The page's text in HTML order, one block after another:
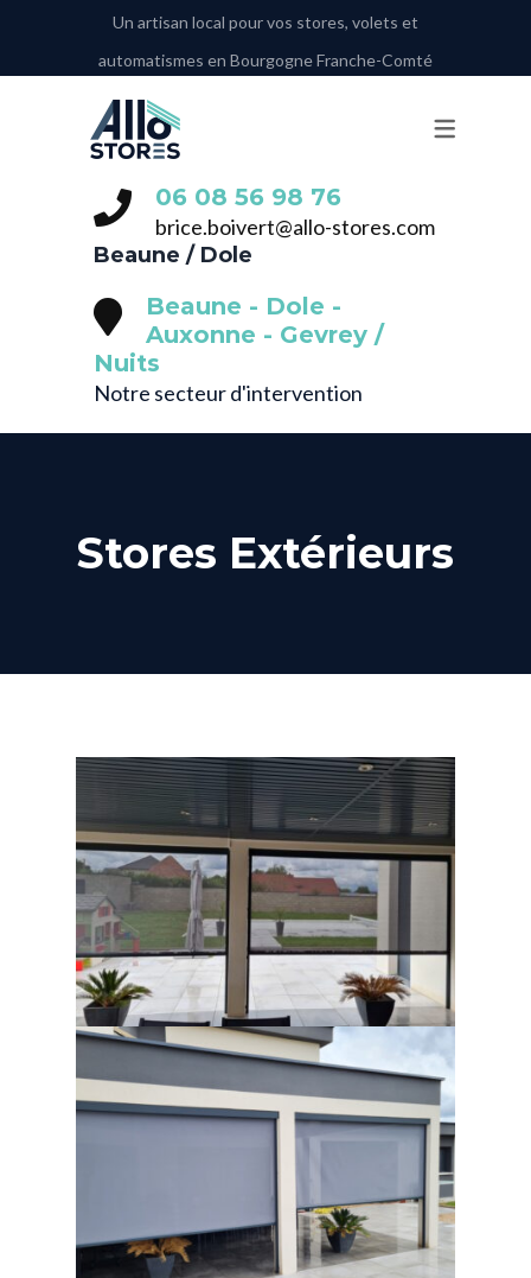
NOS PRESTATIONS
VOLETS ROULANTS
STORES INTÉRIEURS
PORTE DE GARAGE
AUTOMATISMES
Un artisan local pour vos stores, volets et
automatismes en Bourgogne Franche-Comté
06 08 56 98 76‬
brice.boivert@allo-stores.com
Beaune / Dole
Beaune - Dole -
Auxonne - Gevrey /
Nuits
Notre secteur d'intervention
Stores Extérieurs